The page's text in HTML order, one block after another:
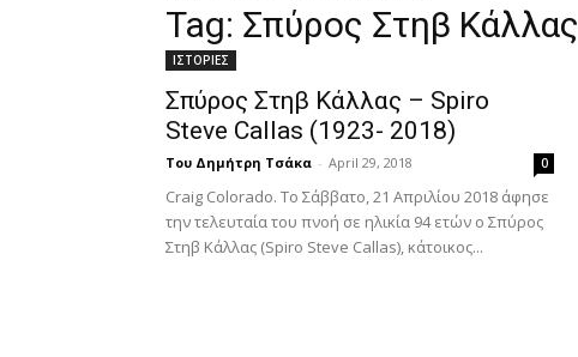
Tag: Σπύρος Στηβ Κάλλας
ΙΣΤΟΡΙΕΣ
Σπύρος Στηβ Κάλλας – Spiro
Steve Callas (1923- 2018)
Του Δημήτρη Τσάκα - April 29, 2018 0
Craig Colorado. Το Σάββατο, 21 Απριλίου 2018 άφησε
την τελευταία του πνοή σε ηλικία 94 ετών ο Σπύρος
Στηβ Κάλλας (Spiro Steve Callas), κάτοικος...